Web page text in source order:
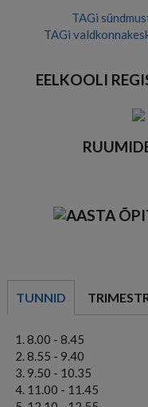
TAGi
TAGi
EELKOOLI
TUNNID
8.00 - 8.45
8.55 - 9.40
9.50 - 10.35
11.00 - 11.45